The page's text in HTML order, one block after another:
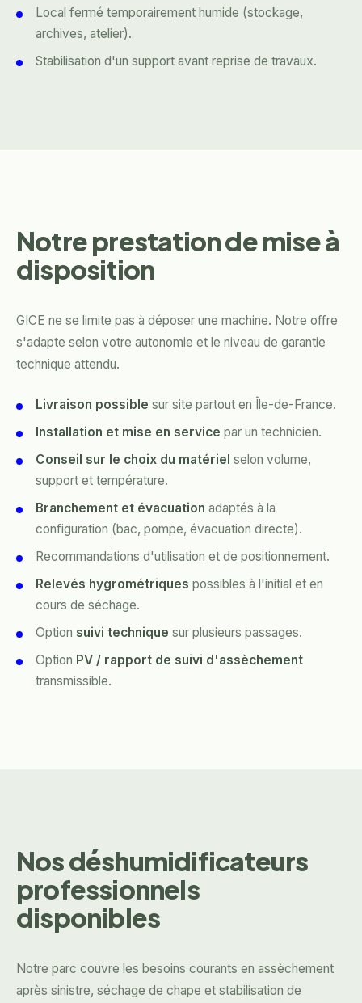
Local fermé temporairement humide (stockage,
archives, atelier).
Stabilisation d'un support avant reprise de travaux.
Notre prestation de mise à
disposition
GICE ne se limite pas à déposer une machine. Notre offre
s'adapte selon votre autonomie et le niveau de garantie
technique attendu.
Livraison possible sur site partout en Île-de-France.
Installation et mise en service par un technicien.
Conseil sur le choix du matériel selon volume,
support et température.
Branchement et évacuation adaptés à la
configuration (bac, pompe, évacuation directe).
Recommandations d'utilisation et de positionnement.
Relevés hygrométriques possibles à l'initial et en
cours de séchage.
Option suivi technique sur plusieurs passages.
Option PV / rapport de suivi d'assèchement
transmissible.
Nos déshumidificateurs
professionnels
disponibles
Notre parc couvre les besoins courants en assèchement
après sinistre, séchage de chape et stabilisation de